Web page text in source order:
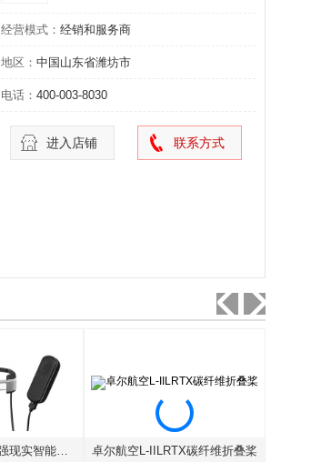
经营模式： 经销和服务商
地区： 中国山东省潍坊市
电话： 400-003-8030
进入店铺 联系方式
Epson BT-300 增强现实智能眼镜 卓尔航空L-IILRTX碳纤维折叠桨